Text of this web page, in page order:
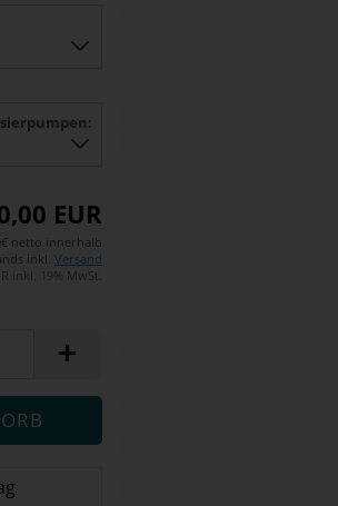
EUR
netto innerhalb
inkl. Versand
inkl. 19% MwSt.